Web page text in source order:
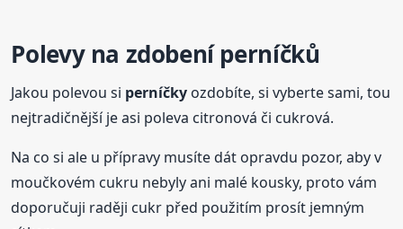
Polevy na zdobení perníčků
Jakou polevou si perníčky ozdobíte, si vyberte sami, tou
nejtradičnější je asi poleva citronová či cukrová.
Na co si ale u přípravy musíte dát opravdu pozor, aby v
moučkovém cukru nebyly ani malé kousky, proto vám
doporučuji raději cukr před použitím prosít jemným